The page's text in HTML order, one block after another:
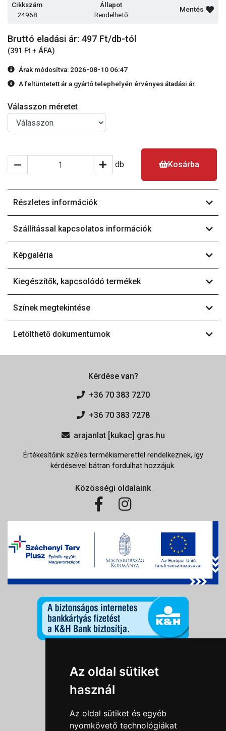
Az oldal sütiket
használ
Az oldal sütiket és egyéb
nyomkövető technológiákat
Cikkszám
24968
Állapot
Rendelhető
Mentés
Bruttó eladási ár: 497 Ft/db-tól
(391 Ft + ÁFA)
Árak módosítva: 2026-08-10 06:47
A feltüntetett ár a gyártó telephelyén érvényes átadási ár.
Válasszon méretet
db Kosárba
Részletes információk
Szállítással kapcsolatos információk
Képgaléria
Kiegészítők, kapcsolódó termékek
Színek megtekintése
Letölthető dokumentumok
Kérdése van?
+36 70 383 7270
+36 70 383 7278
arajanlat [kukac] gras.hu
Értékesítőink széles termékismerettel rendelkeznek, így
kérdéseivel bátran fordulhat hozzájuk.
Közösségi oldalaink
Információk
Általános szerződési feltételek
Impresszum
Nyereményjáték szabály